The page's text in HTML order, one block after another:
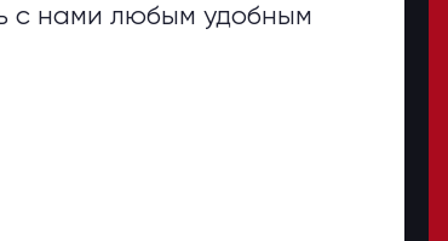
с нами любым удобным